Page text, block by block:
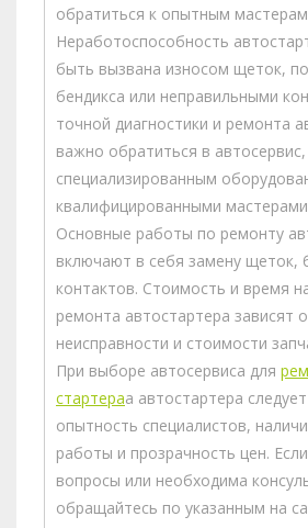
обратиться к опытным
Неработоспособность
быть вызвана износом щеток,
бендикса или неправильными
точной диагностики и ремонта
важно обратиться в
специализированным
квалифицированными
Основные работы по ремонту
включают в себя замену щеток,
контактов. Стоимость и время
ремонта автостартера зависят
неисправности и стоимости
При выборе автосервиса для
стартераа автостартера
опытность специалистов,
работы и прозрачность цен.
вопросы или необходима
обращайтесь по указанным на